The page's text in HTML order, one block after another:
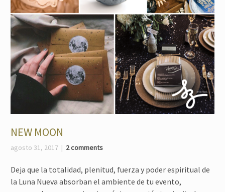
NEW MOON
agosto 31, 2017 2 comments
Deja que la totalidad, plenitud, fuerza y poder espiritual de
la Luna Nueva absorban el ambiente de tu evento,